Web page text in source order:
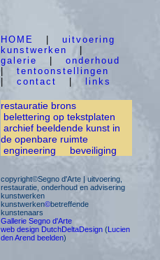
HOME
uitvoering
kunstwerken
galerie
onderhoud
tentoonstellingen
contact links
restauratie brons
belettering op tekstplaten
archief beeldende kunst in
de openbare ruimte
engineering
beveiliging
copyright©Segno d'Arte | uitvoering,
restauratie, onderhoud en advisering
kunstwerken
kunstwerken©betreffende
kunstenaars
Gallerie Segno d'Arte
web design DutchDeltaDesign (Lucien
den Arend beelden)